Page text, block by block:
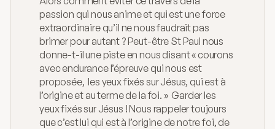
passion qui nous anime et qui est une force
extraordinaire qu’il ne nous faudrait pas
brimer pour autant ? Peut-être St Paul nous
donne-t-il une piste en nous disant « courons
avec endurance l’épreuve qui nous est
proposée,  les yeux fixés sur Jésus, qui est à
l’origine et au terme de la foi. »  Garder les
yeux fixés sur Jésus ! Nous rappeler toujours
que c’est lui qui est à l’origine de notre foi, de